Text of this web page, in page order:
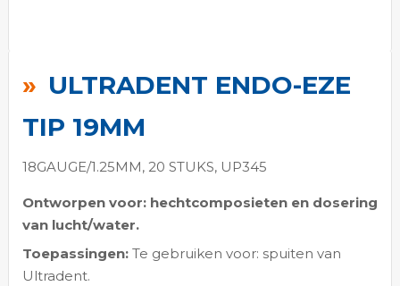
ULTRADENT ENDO-EZE
TIP 19MM
18GAUGE/1.25MM, 20 STUKS, UP345
Ontworpen voor: hechtcomposieten en dosering
van lucht/water.
Toepassingen:Te gebruiken voor: spuiten van
Ultradent.
het
begin
van
de
gallerij